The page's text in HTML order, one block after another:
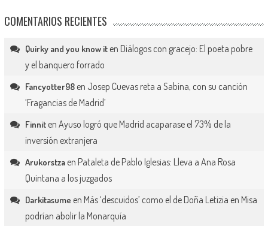
COMENTARIOS RECIENTES
Quirky and you know iten Diálogos con gracejo: El poeta pobre
y el banquero forrado
Fancyotter98en Josep Cuevas reta a Sabina, con su canción
‘Fragancias de Madrid’
Finniten Ayuso logró que Madrid acaparase el 73% de la
inversión extranjera
Arukorstzaen Pataleta de Pablo Iglesias: Lleva a Ana Rosa
Quintana a los juzgados
Darkitasume en Más ‘descuidos’ como el de Doña Letizia en Misa
podrían abolir la Monarquía